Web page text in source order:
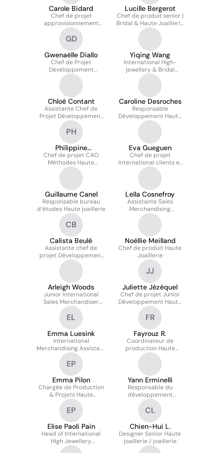
Carole Bidard
Chef de projet
approvisionnement
joaillerie
Lucille Bergerot
Chef de produit senior |
Bridal & Haute Joaillerie
Signature
GD
Gwenaëlle Diallo
Chef de Projet
Développement
Joaillerie
Yiqing Wang
International High-
jewellery & Bridal
Product Manager
Chloé Contant
Assistante Chef de
Projet Développement
Joaillerie
Caroline Desroches
Responsable
Développement Haute
Joaillerie
PH
Philippine
Heilbronner
Chef de projet CAO
Méthodes Haute
Joaillerie
Eva Gueguen
Chef de projet
International clients et
vendeurs Haute
Joaillerie
Guillaume Canel
Responsable bureau
d’études Haute joaillerie
Leïla Cosnefroy
Assistante Sales
Merchandising
International Haute
Joaillerie
CB
Calista Beulé
Assistante chef de
projet Développement
Haute Joaillerie
Noëllie Meilland
Chef de produit Haute
Joaillerie
Arleigh Woods
Junior International
Sales Merchandiser
Haute Joaillerie
JJ
Juliette Jézéquel
Chef de projet Junior
Développement Haute
Joaillerie Thématique
EL
Emma Luesink
International
Merchandising Assistant
| Haute Joaillerie
FR
Fayrouz R.
Coordinateur de
production Haute
Joaillerie
EP
Emma Pilon
Chargée de Production
& Projets Haute
Joaillerie
Yann Erminelli
Responsable du
développement
joaillerie
EP
Elise Paoli Pain
Head of International
High Jewellery
Merchandising
CL
Chien-Hui L.
Designer Senior Haute
joaillerie / joaillerie